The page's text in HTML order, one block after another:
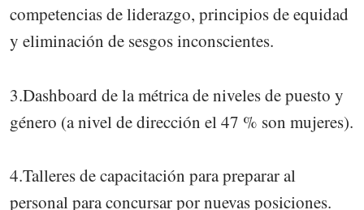
competencias de liderazgo, principios de equidad
y eliminación de sesgos inconscientes.
3.Dashboard de la métrica de niveles de puesto y
género (a nivel de dirección el 47 % son mujeres).
4.Talleres de capacitación para preparar al
personal para concursar por nuevas posiciones.